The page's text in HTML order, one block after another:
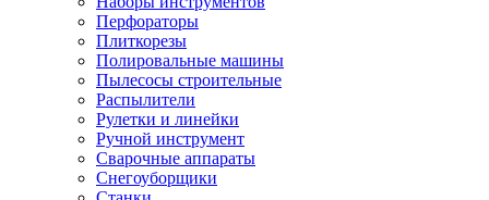
Перфораторы
Плиткорезы
Полировальные машины
Пылесосы строительные
Распылители
Рулетки и линейки
Ручной инструмент
Сварочные аппараты
Снегоуборщики